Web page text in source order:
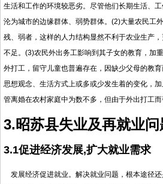
生活和工作的环境较恶劣。尽管他们长期生活、
沦为城市的边缘群体、弱势群体。(2)大量农民工
残、弱者，这样的人力结构显然不利于农业生产
不足。(3)农民外出务工影响到其子女的教育，加
外打工，留守儿童也普遍存在，因缺少父母的教
思想观念、生活方式上或多或少发生着的变化，
管离婚在农村家庭中为数不多，但由于外出打工而
3.昭苏县失业及再就业
3.1促进经济发展,扩大就业需求
发展经济促进就业。解决就业问题，根本途径